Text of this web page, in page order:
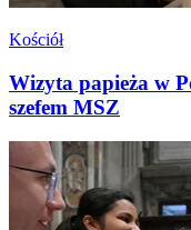
Kościół
Wizyta papieża w
szefem MSZ